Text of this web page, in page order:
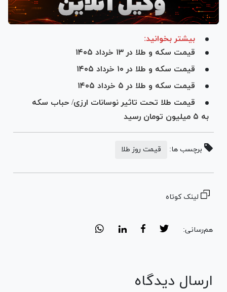
بیشتر بخوانید:
قیمت سکه و طلا در ۱۳ خرداد ۱۴۰۵
قیمت سکه و طلا در ۱۰ خرداد ۱۴۰۵
قیمت سکه و طلا در ۵ خرداد ۱۴۰۵
قیمت طلا تحت تاثیر نوسانات ارزی/ حباب سکه
به ۵ میلیون تومان رسید
برچسب ها: قیمت روز طلا
لینک کوتاه
هم‌رسانی:
ارسال دیدگاه